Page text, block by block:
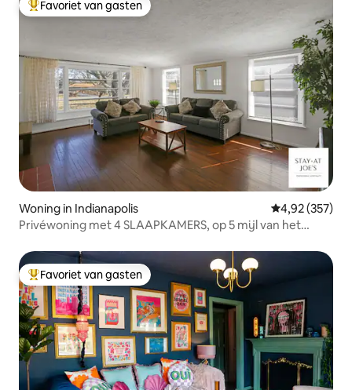
Topfavoriet van gasten
Favoriet van gasten
Woning in Indianapolis Gemiddelde
4,92 (357)
Privéwoning met 4 SLAAPKAMERS, op 5 mijl van het
Topfavoriet van gasten
Favoriet van gasten